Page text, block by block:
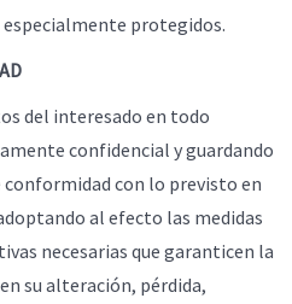
especialmente protegidos.
del interesado en todo
confidencial y guardando
con lo previsto en
al efecto las medidas
necesarias que garanticen la
su alteración, pérdida,